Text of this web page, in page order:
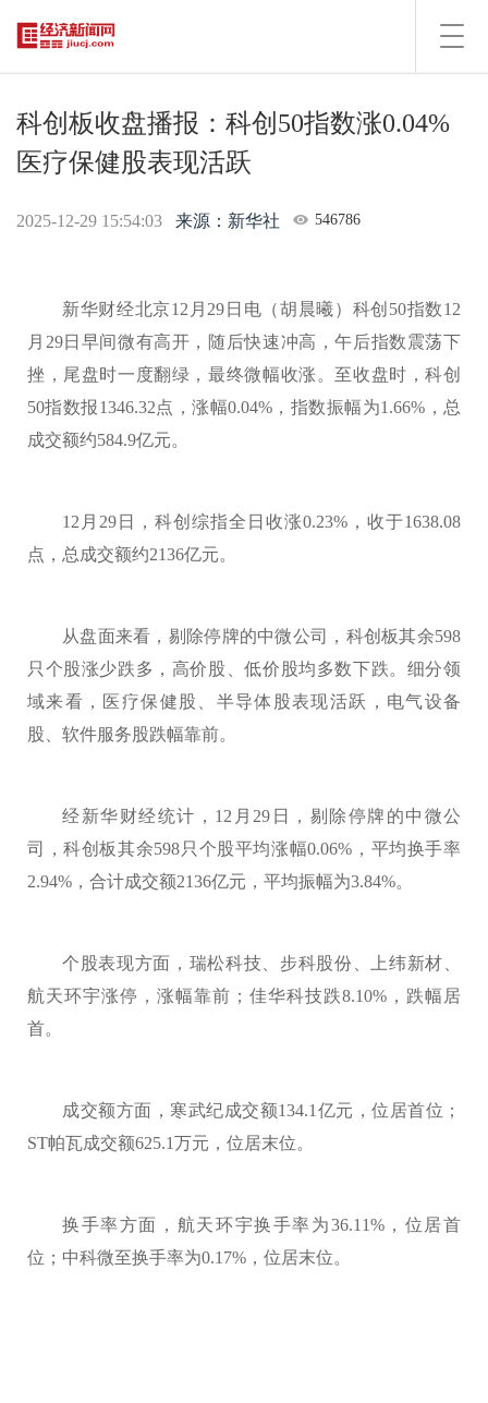
科创板收盘播报：科创50指数涨0.04%
医疗保健股表现活跃
2025-12-29 15:54:03 来源：新华社 546786
新华财经北京12月29日电（胡晨曦）科创50指数12
月29日早间微有高开，随后快速冲高，午后指数震荡下
挫，尾盘时一度翻绿，最终微幅收涨。至收盘时，科创
50指数报1346.32点，涨幅0.04%，指数振幅为1.66%，总
成交额约584.9亿元。
12月29日，科创综指全日收涨0.23%，收于1638.08
点，总成交额约2136亿元。
从盘面来看，剔除停牌的中微公司，科创板其余598
只个股涨少跌多，高价股、低价股均多数下跌。细分领
域来看，医疗保健股、半导体股表现活跃，电气设备
股、软件服务股跌幅靠前。
经新华财经统计，12月29日，剔除停牌的中微公
司，科创板其余598只个股平均涨幅0.06%，平均换手率
2.94%，合计成交额2136亿元，平均振幅为3.84%。
个股表现方面，瑞松科技、步科股份、上纬新材、
航天环宇涨停，涨幅靠前；佳华科技跌8.10%，跌幅居
首。
成交额方面，寒武纪成交额134.1亿元，位居首位；
ST帕瓦成交额625.1万元，位居末位。
换手率方面，航天环宇换手率为36.11%，位居首
位；中科微至换手率为0.17%，位居末位。